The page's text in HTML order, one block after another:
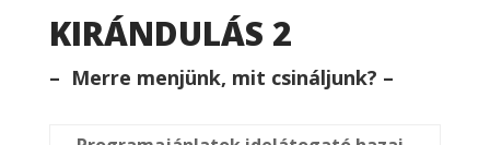
KIRÁNDULÁS 2
– Merre menjünk, mit csináljunk? –